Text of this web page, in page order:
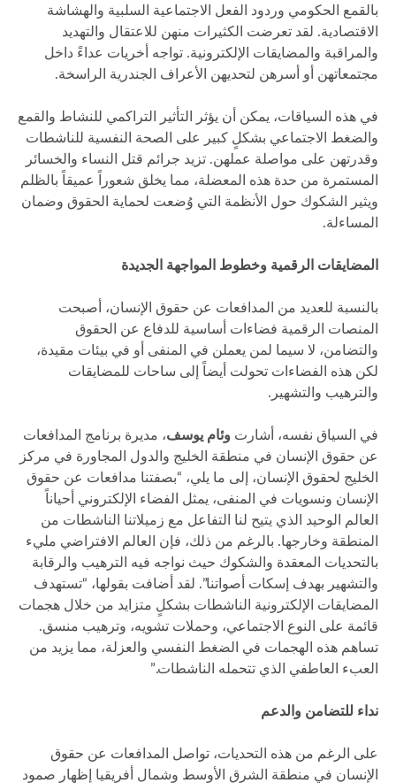
بالقمع الحكومي وردود الفعل الاجتماعية السلبية والهشاشة
الاقتصادية. لقد تعرضت الكثيرات منهن للاعتقال والتهديد
والمراقبة والمضايقات الإلكترونية. تواجه أخريات عداءً داخل
مجتمعاتهن أو أسرهن لتحديهن الأعراف الجندرية الراسخة.
في هذه السياقات، يمكن أن يؤثر التأثير التراكمي للنشاط والقمع
والضغط الاجتماعي بشكلٍ كبير على الصحة النفسية للناشطات
وقدرتهن على مواصلة عملهن. تزيد جرائم قتل النساء والخسائر
المستمرة من حدة هذه المعضلة، مما يخلق شعوراً عميقاً بالظلم
ويثير الشكوك حول الأنظمة التي وُضعت لحماية الحقوق وضمان
المساءلة.
المضايقات الرقمية وخطوط المواجهة الجديدة
بالنسبة للعديد من المدافعات عن حقوق الإنسان، أصبحت
المنصات الرقمية فضاءات أساسية للدفاع عن الحقوق
والتضامن، لا سيما لمن يعملن في المنفى أو في بيئات مقيدة،
لكن هذه الفضاءات تحولت أيضاً إلى ساحات للمضايقات
والترهيب والتشهير.
في السياق نفسه، أشارت وئام يوسف، مديرة برنامج المدافعات
عن حقوق الإنسان في منطقة الخليج والدول المجاورة في مركز
الخليج لحقوق الإنسان، إلى ما يلي، “بصفتنا مدافعات عن حقوق
الإنسان ونسويات في المنفى، يمثل الفضاء الإلكتروني أحياناً
العالم الوحيد الذي يتيح لنا التفاعل مع زميلاتنا الناشطات من
المنطقة وخارجها. بالرغم من ذلك، فإن العالم الافتراضي مليء
بالتحديات المعقدة والشكوك حيث نواجه فيه الترهيب والرقابة
والتشهير بهدف إسكات أصواتنا”. لقد أضافت بقولها، “تستهدف
المضايقات الإلكترونية الناشطات بشكلٍ متزايد من خلال هجمات
قائمة على النوع الاجتماعي، وحملات تشويه، وترهيب منسق.
تساهم هذه الهجمات في الضغط النفسي والعزلة، مما يزيد من
العبء العاطفي الذي تتحمله الناشطات.”
نداء للتضامن والدعم
على الرغم من هذه التحديات، تواصل المدافعات عن حقوق
الإنسان في منطقة الشرق الأوسط وشمال أفريقيا إظهار صمود